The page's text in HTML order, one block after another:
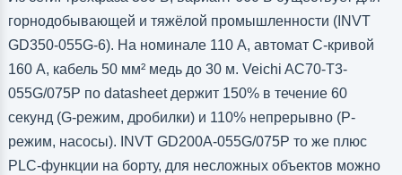
горнодобывающей и тяжёлой промышленности (INVT
GD350-055G-6). На номинале 110 А, автомат C-кривой
160 А, кабель 50 мм² медь до 30 м. Veichi AC70-T3-
055G/075P по datasheet держит 150% в течение 60
секунд (G-режим, дробилки) и 110% непрерывно (P-
режим, насосы). INVT GD200A-055G/075P то же плюс
PLC-функции на борту, для несложных объектов можно